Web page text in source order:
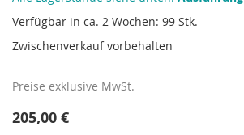
springen
Verfügbar in ca. 2 Wochen: 99 Stk.
Zwischenverkauf vorbehalten
Preise exklusive MwSt.
205,00 €